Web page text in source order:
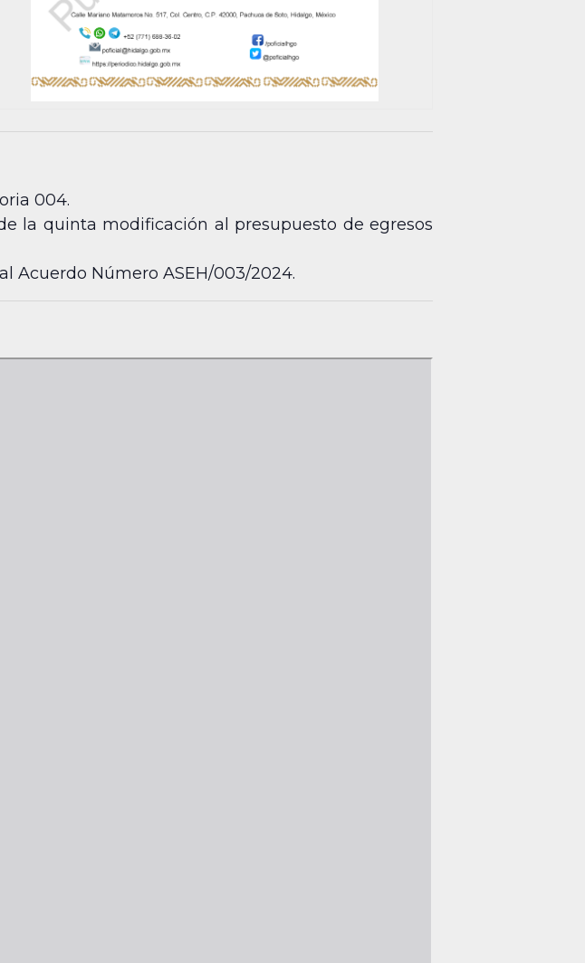
004.
la quinta modificación al presupuesto de egresos
Acuerdo Número ASEH/003/2024.